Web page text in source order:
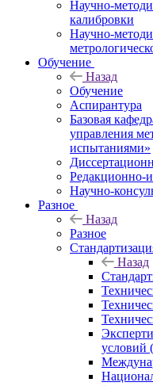
Научно-
калибровки
Научно-
Обучение
Назад
Обучение
Аспирантура
Базовая
управления
испытаниями»
Редакционно-
Научно-
Разное
Назад
Разное
Назад
условий